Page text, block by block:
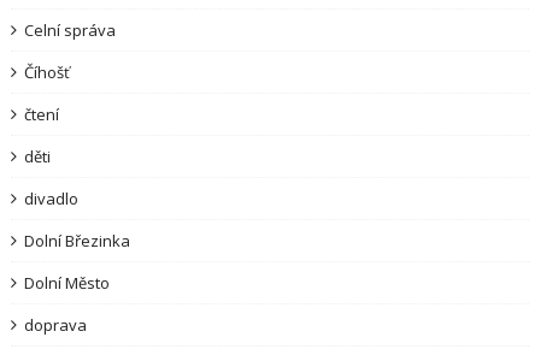
Celní správa
Číhošť
čtení
děti
divadlo
Dolní Březinka
Dolní Město
doprava